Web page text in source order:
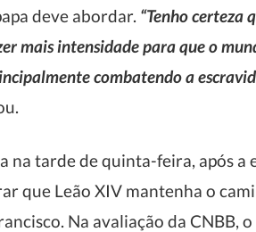
deve abordar. “Tenho certeza
mais intensidade para que o
combatendo a
na tarde de quinta-feira, após a
que Leão XIV mantenha o
Na avaliação da CNBB,